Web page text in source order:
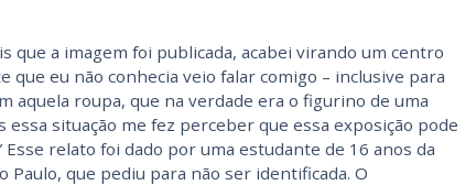
que a imagem foi publicada, acabei virando um centro
que eu não conhecia veio falar comigo – inclusive para
aquela roupa, que na verdade era o figurino de uma
essa situação me fez perceber que essa exposição pode
relato foi dado por uma estudante de 16 anos da
Paulo, que pediu para não ser identificada. O